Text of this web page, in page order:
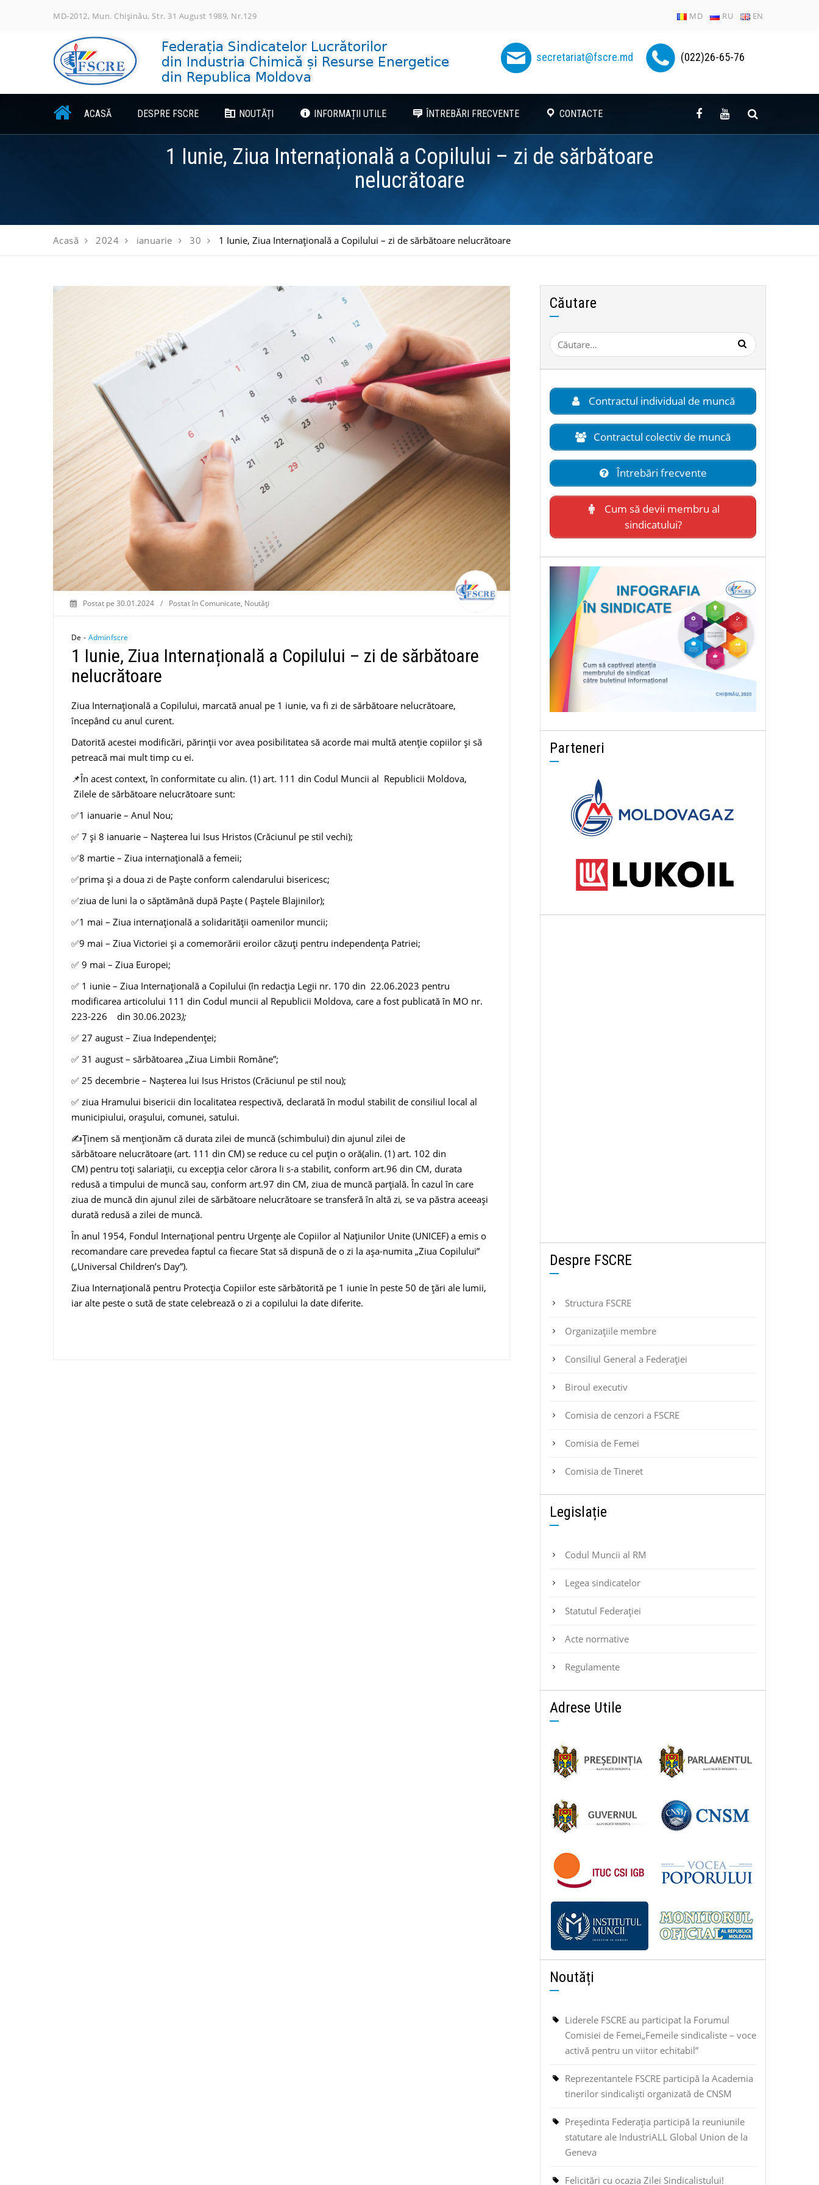
MD-2012, Mun. Chișinău, Str. 31 August 1989, Nr.129 MD RU EN
secretariat@fscre.md (022)26-65-76
ACASĂ DESPRE FSCRE NOUTĂȚI INFORMAȚII UTILE ÎNTREBĂRI FRECVENTE CONTACTE
1 Iunie, Ziua Internațională a Copilului – zi de sărbătoare
nelucrătoare
Acasă 2024 ianuarie 30 1 Iunie, Ziua Internațională a Copilului – zi de sărbătoare nelucrătoare
Postat pe 30.01.2024 / Postat înComunicate, Noutăți
De - Adminfscre
1 Iunie, Ziua Internațională a Copilului – zi de sărbătoare
nelucrătoare
Ziua Internațională a Copilului, marcată anual pe 1 iunie, va fi zi de sărbătoare nelucrătoare,
începând cu anul curent.
Datorită acestei modificări, părinții vor avea posibilitatea să acorde mai multă atenție copiilor și să
petreacă mai mult timp cu ei.
📌În acest context, în conformitate cu alin. (1) art. 111 din Codul Muncii al Republicii Moldova,
Zilele de sărbătoare nelucrătoare sunt:
✅1 ianuarie – Anul Nou;
✅ 7 şi 8 ianuarie – Nașterea lui Isus Hristos (Crăciunul pe stil vechi);
✅8 martie – Ziua internațională a femeii;
✅prima şi a doua zi de Paște conform calendarului bisericesc;
✅ziua de luni la o săptămână după Paşte ( Paştele Blajinilor);
✅1 mai – Ziua internațională a solidarității oamenilor muncii;
✅9 mai – Ziua Victoriei şi a comemorării eroilor căzuți pentru independenţa Patriei;
✅ 9 mai – Ziua Europei;
✅ 1 iunie – Ziua Internațională a Copilului (în redacția Legii nr. 170 din 22.06.2023 pentru
modificarea articolului 111 din Codul muncii al Republicii Moldova, care a fost publicată în MO nr.
223-226 din 30.06.2023);
✅ 27 august – Ziua Independenţei;
✅ 31 august – sărbătoarea „Ziua Limbii Române”;
✅ 25 decembrie – Naşterea lui Isus Hristos (Crăciunul pe stil nou);
✅ ziua Hramului bisericii din localitatea respectivă, declarată în modul stabilit de consiliul local al
municipiului, oraşului, comunei, satului.
✍Ținem să menționăm că durata zilei de muncă (schimbului) din ajunul zilei de
sărbătoare nelucrătoare (art. 111 din CM) se reduce cu cel puţin o oră(alin. (1) art. 102 din
CM) pentru toţi salariaţii, cu excepţia celor cărora li s-a stabilit, conform art.96 din CM, durata
redusă a timpului de muncă sau, conform art.97 din CM, ziua de muncă parţială. În cazul în care
ziua de muncă din ajunul zilei de sărbătoare nelucrătoare se transferă în altă zi, se va păstra aceeaşi
durată redusă a zilei de muncă.
În anul 1954, Fondul Internaţional pentru Urgenţe ale Copiilor al Naţiunilor Unite (UNICEF) a emis o
recomandare care prevedea faptul ca fiecare Stat să dispună de o zi la aşa-numita „Ziua Copilului”
(„Universal Children’s Day”).
Ziua Internațională pentru Protecția Copiilor este sărbătorită pe 1 iunie în peste 50 de țări ale lumii,
iar alte peste o sută de state celebrează o zi a copilului la date diferite.
Căutare
Caută
după:
Contractul individual de muncă
Contractul colectiv de muncă
Întrebări frecvente
Cum să devii membru al
sindicatului?
Parteneri
Despre FSCRE
Structura FSCRE
Organizațiile membre
Consiliul General a Federației
Biroul executiv
Comisia de cenzori a FSCRE
Comisia de Femei
Comisia de Tineret
Legislație
Codul Muncii al RM
Legea sindicatelor
Statutul Federaţiei
Acte normative
Regulamente
Adrese Utile
Noutăți
Liderele FSCRE au participat la Forumul
Comisiei de Femei„Femeile sindicaliste – voce
activă pentru un viitor echitabil”
Reprezentantele FSCRE participă la Academia
tinerilor sindicaliști organizată de CNSM
Președinta Federația participă la reuniunile
statutare ale IndustriALL Global Union de la
Geneva
Felicitări cu ocazia Zilei Sindicalistului!